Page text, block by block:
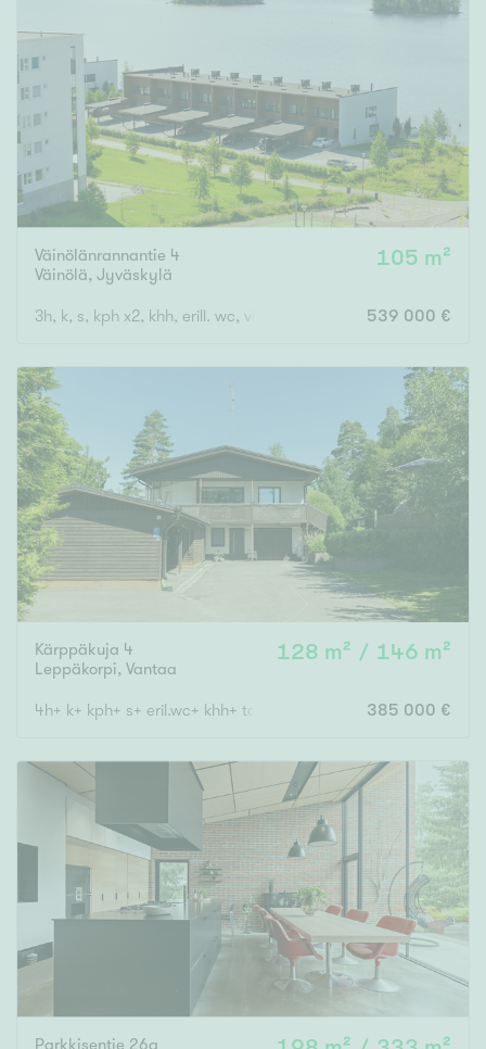
Väinölänrannantie 4
Väinölä, Jyväskylä
105 m²
3h, k, s, kph x2, khh, erill. wc, vh, las.p, ter 539 000 €
Kärppäkuja 4
Leppäkorpi, Vantaa
128 m² / 146 m²
4h+ k+ kph+ s+ eril.wc+ khh+ takkah.+ ask.h./th+ vh+ autokatos
385 000 €
Parkkisentie 26a